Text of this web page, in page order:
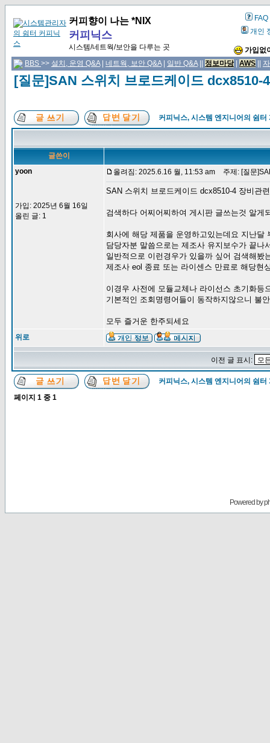
커피향이 나는 *NIX
커피닉스
시스템/네트웍/보안을 다루는 곳
FAQ
개인
가입없
BBS >> 설치, 운영 Q&A| 네트웍, 보안 Q&A| 일반 Q&A|| 정보마당| AWS
[질문]SAN 스위치 브로드케이드 dcx8510-
커피닉스, 시스템 엔지니어의 쉼터
글쓴이
yoon
가입: 2025년 6월 16일
올린 글: 1
올려짐: 2025.6.16 월, 11:53 am 주제: [질문
SAN 스위치 브로드케이드 dcx8510-4 장비관
검색하다 어찌어찌하여 게시판 글쓰는것 알게
회사에 해당 제품을 운영하고있는데요 지난
담당자분 말씀으로는 제조사 유지보수가 끝나
일반적으로 이런경우가 있을까 싶어 검색해봤
제조사 eol 종료 또는 라이센스 만료로 해당현
이경우 사전에 모듈교체나 라이선스 초기화등
기본적인 조회명령어들이 동작하지않으니 불
모두 즐거운 한주되세요
위로
이전 글 표시:
커피닉스, 시스템 엔지니어의 쉼터
페이지 1 중 1
Powered by